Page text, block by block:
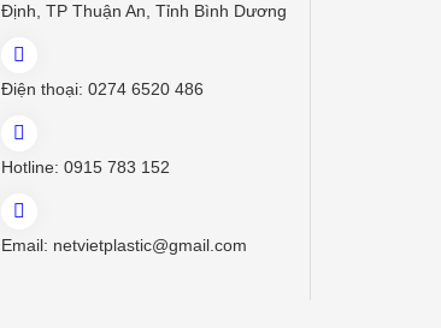
Định, TP Thuận An, Tỉnh Bình Dương
Điện thoại: 0274 6520 486
Hotline: 0915 783 152
Email: netvietplastic@gmail.com